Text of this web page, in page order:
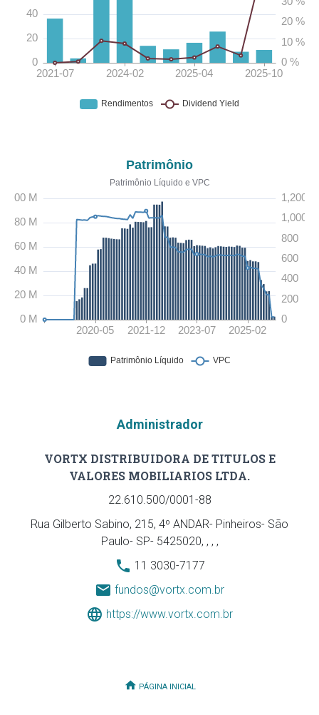
Administrador
VORTX DISTRIBUIDORA DE TITULOS E
VALORES MOBILIARIOS LTDA.
22.610.500/0001-88
Rua Gilberto Sabino, 215, 4º ANDAR- Pinheiros- São
Paulo- SP- 5425020, , , ,
11 3030-7177
fundos@vortx.com.br
https://www.vortx.com.br
PÁGINA INICIAL